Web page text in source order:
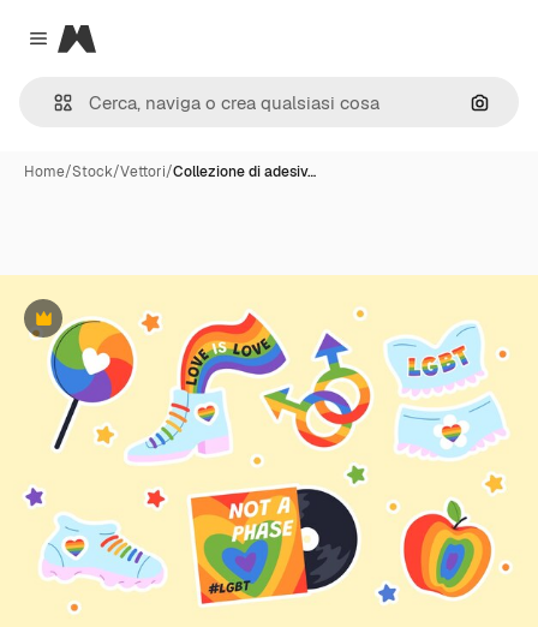
Close menu
Magnific
Cerca
Home/Stock/Vettori/Collezione di adesiv…
Premium